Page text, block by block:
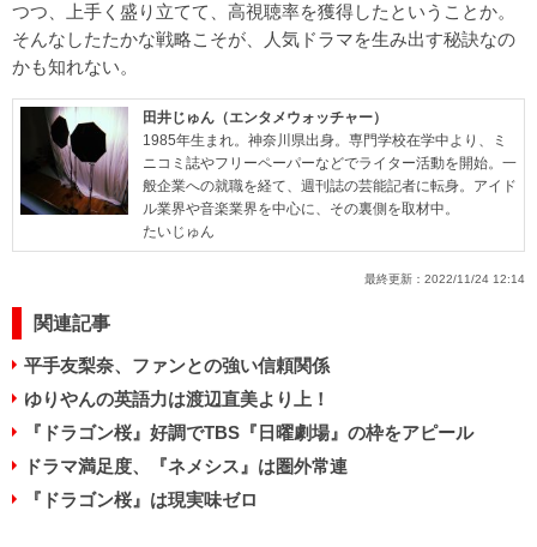
つつ、上手く盛り立てて、高視聴率を獲得したということか。
そんなしたたかな戦略こそが、人気ドラマを生み出す秘訣なの
かも知れない。
田井じゅん（エンタメウォッチャー）
1985年生まれ。神奈川県出身。専門学校在学中より、ミ
ニコミ誌やフリーペーパーなどでライター活動を開始。一
般企業への就職を経て、週刊誌の芸能記者に転身。アイド
ル業界や音楽業界を中心に、その裏側を取材中。
たいじゅん
最終更新： 2022/11/24 12:14
関連記事
平手友梨奈、ファンとの強い信頼関係
ゆりやんの英語力は渡辺直美より上！
『ドラゴン桜』好調でTBS『日曜劇場』の枠をアピール
ドラマ満足度、『ネメシス』は圏外常連
『ドラゴン桜』は現実味ゼロ